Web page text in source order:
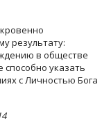
результату:
в обществе
указать
с Личностью Бога